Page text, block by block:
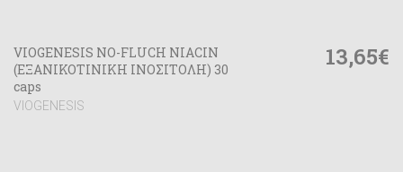
VIOGENESIS NO-FLUCH NIACIN
(ΕΞΑΝΙΚΟΤΙΝΙΚΗ ΙΝΟΣΙΤΟΛΗ) 30
caps
VIOGENESIS
13,65€